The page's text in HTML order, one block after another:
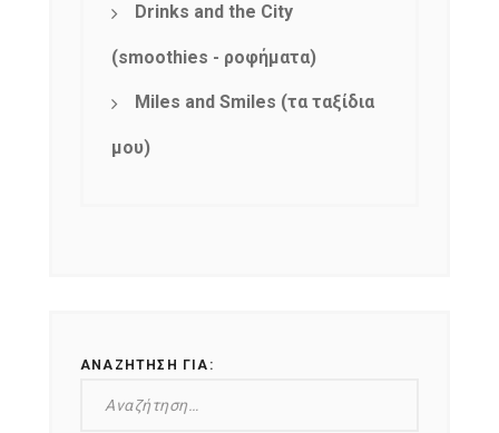
Drinks and the City
(smoothies - ροφήματα)
Miles and Smiles (τα ταξίδια
μου)
ΑΝΑΖΉΤΗΣΗ ΓΙΑ: